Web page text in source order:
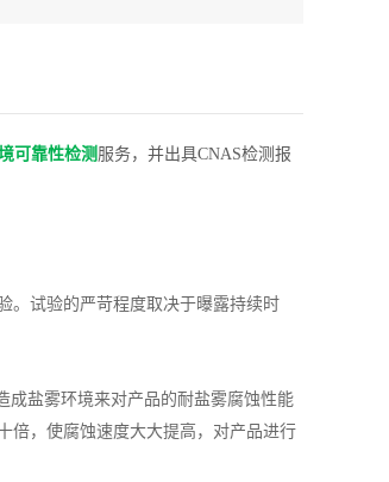
可靠性检测 服务，并出具CNAS检测报
。试验的严苛程度取决于曝露持续时
成盐雾环境来对产品的耐盐雾腐蚀性能
倍，使腐蚀速度大大提高，对产品进行